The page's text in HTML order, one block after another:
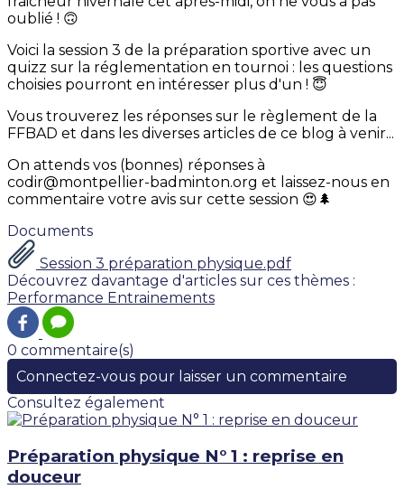
oublié ! 🙃
Voici la session 3 de la préparation sportive avec un
quizz sur la réglementation en tournoi : les questions
choisies pourront en intéresser plus d'un ! 😇
Vous trouverez les réponses sur le règlement de la
FFBAD et dans les diverses articles de ce blog à venir...
On attends vos (bonnes) réponses à
codir@montpellier-badminton.org et laissez-nous en
commentaire votre avis sur cette session 😍🌲
Documents
Session 3 préparation physique.pdf
Découvrez davantage d'articles sur ces thèmes :
Performance Entrainements
0 commentaire(s)
Connectez-vous pour laisser un commentaire
Consultez également
Préparation physique N° 1 : reprise en
douceur